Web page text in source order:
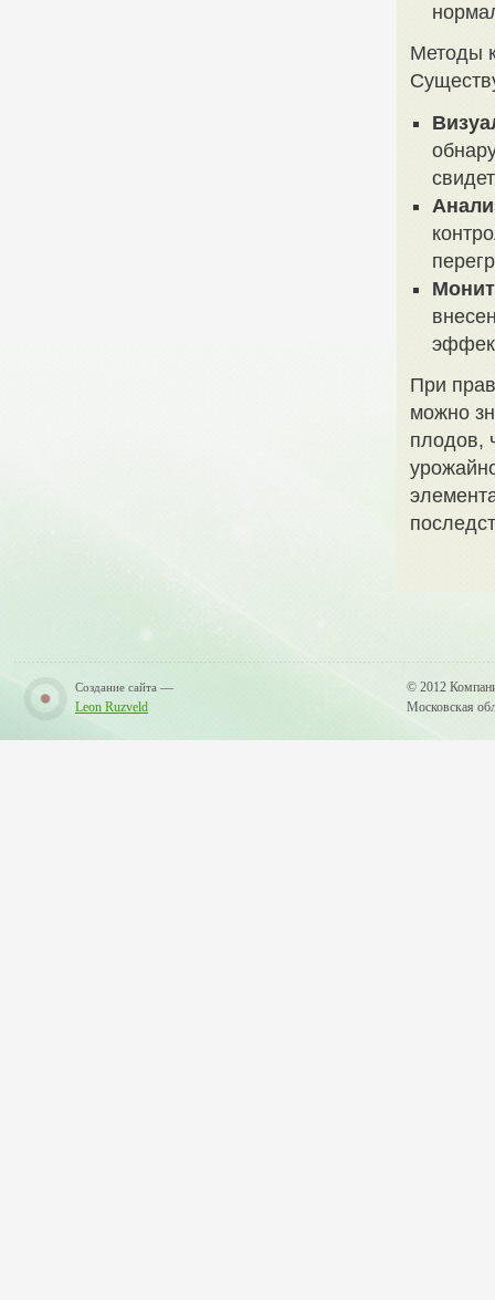
Методы
При
можно
плодов,
Создание сайта —
Leon Ruzveld
© 2012
Московская